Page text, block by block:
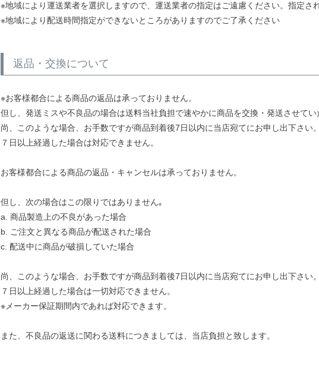
※地域により運送業者を選択しますので、運送業者の指定はご遠慮ください。指定さ
※地域により配送時間指定ができないところがありますのでご了承ください
返品・交換について
※お客様都合による商品の返品は承っておりません。
但し、発送ミスや不良品の場合は送料当社負担で速やかに商品を交換・発送させてい
尚、このような場合、お手数ですが商品到着後7日以内に当店宛てにお申し出下さい。
７日以上経過した場合は対応できません。
お客様都合による商品の返品・キャンセルは承っておりません。
但し、次の場合はこの限りではありません｡
a. 商品製造上の不良があった場合
b. ご注文と異なる商品が配送された場合
c. 配送中に商品が破損していた場合
尚、このような場合、お手数ですが商品到着後7日以内に当店宛てにお申し出下さい。
７日以上経過した場合は一切対応できません。
※メーカー保証期間内であれば対応できます。
また、不良品の返送に関わる送料につきましては、当店負担と致します。